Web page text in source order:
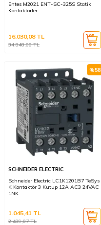
Entes M2021 ENT-SC-325S Statik
Kontaktörler
34.848,00TL
16.030,08TL
%58
SCHNEIDER ELECTRIC
Schneider Electric LC1K1201B7 TeSys
K Kontaktör 3 Kutup 12A AC3 24VAC
1NK
2.489,07TL
1.045,41 TL